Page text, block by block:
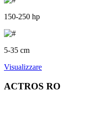
150-250 hp
5-35 cm
Visualizzare
ACTROS RO